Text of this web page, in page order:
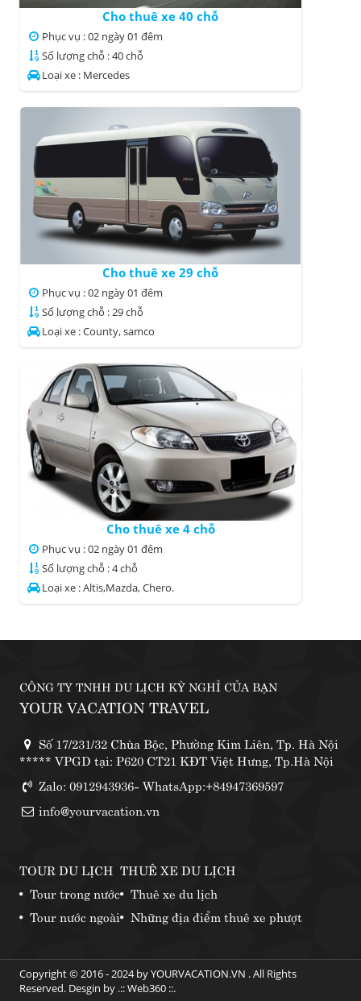
Cho thuê xe 40 chỗ
Phục vụ : 02 ngày 01 đêm
Số lượng chỗ : 40 chỗ
Loại xe : Mercedes
Cho thuê xe 29 chỗ
Phục vụ : 02 ngày 01 đêm
Số lượng chỗ : 29 chỗ
Loại xe : County, samco
Cho thuê xe 4 chỗ
Phục vụ : 02 ngày 01 đêm
Số lượng chỗ : 4 chỗ
Loại xe : Altis,Mazda, Chero.
CÔNG TY TNHH DU LỊCH KỲ NGHỈ CỦA BẠN
YOUR VACATION TRAVEL
Số 17/231/32 Chùa Bộc, Phường Kim Liên, Tp. Hà Nội
***** VPGD tại: P620 CT21 KĐT Việt Hưng, Tp.Hà Nội
Zalo: 0912943936- WhatsApp:+84947369597
info@yourvacation.vn
TOUR DU LỊCH
Tour trong nước
Tour nước ngoài
THUÊ XE DU LỊCH
Thuê xe du lịch
Những địa điểm thuê xe phượt
Copyright © 2016 - 2024 by YOURVACATION.VN . All Rights
Reserved. Desgin by .::Web360 ::.